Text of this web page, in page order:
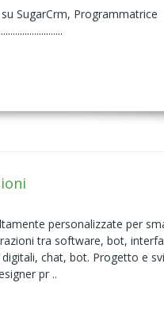
SugarCrm, Programmatrice
personalizzate per
tra software, bot,
chat, bot. Progetto e
pr ..